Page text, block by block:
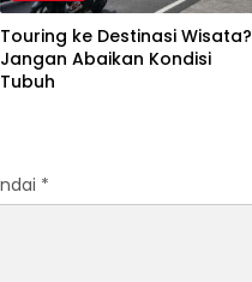
Touring ke Destinasi Wisata?
Jangan Abaikan Kondisi
Tubuh
*